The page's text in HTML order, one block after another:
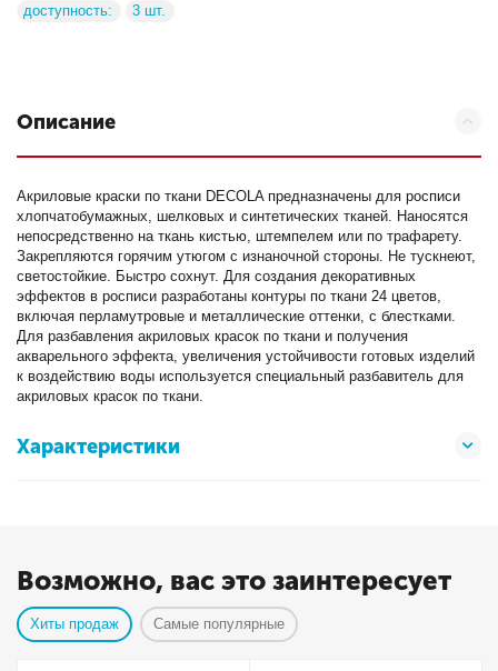
доступность: 3 шт.
Описание
Акриловые краски по ткани DECOLA предназначены для росписи
хлопчатобумажных, шелковых и синтетических тканей. Наносятся
непосредственно на ткань кистью, штемпелем или по трафарету.
Закрепляются горячим утюгом с изнаночной стороны. Не тускнеют,
светостойкие. Быстро сохнут. Для создания декоративных
эффектов в росписи разработаны контуры по ткани 24 цветов,
включая перламутровые и металлические оттенки, с блестками.
Для разбавления акриловых красок по ткани и получения
акварельного эффекта, увеличения устойчивости готовых изделий
к воздействию воды используется специальный разбавитель для
акриловых красок по ткани.
Характеристики
Возможно, вас это заинтересует
Хиты продаж Самые популярные